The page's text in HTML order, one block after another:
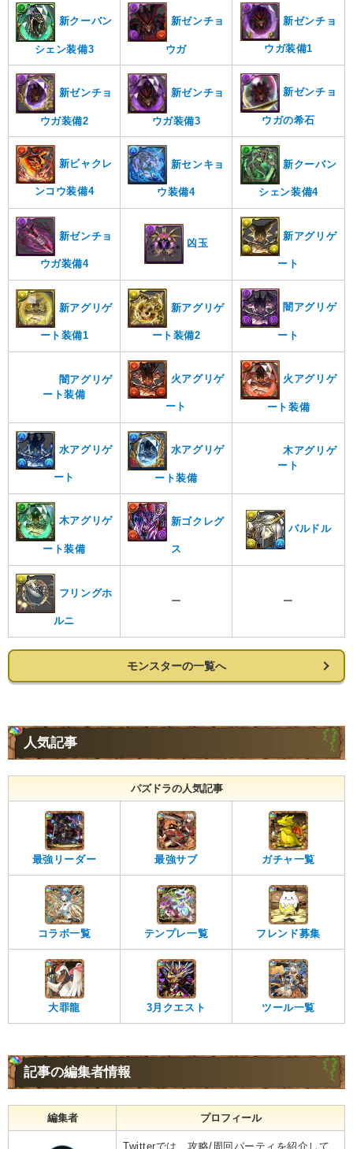
新クーバン
シェン装備3
新ゼンチョ
ウガ
新ゼンチョ
ウガ装備1
新ゼンチョ
ウガ装備2
新ゼンチョ
ウガ装備3
新ゼンチョ
ウガの希石
新ビャクレ
ンコウ装備4
新センキョ
ウ装備4
新クーバン
シェン装備4
新ゼンチョ
ウガ装備4
凶玉
新アグリゲ
ート
新アグリゲ
ート装備1
新アグリゲ
ート装備2
闇アグリゲ
ート
闇アグリゲ
ート装備
火アグリゲ
ート
火アグリゲ
ート装備
水アグリゲ
ート
水アグリゲ
ート装備
木アグリゲ
ート
木アグリゲ
ート装備
新ゴクレグ
ス
バルドル
フリングホ
ルニ
ー ー
モンスターの一覧へ
人気記事
パズドラの人気記事
最強リーダー 最強サブ ガチャ一覧
コラボ一覧 テンプレ一覧 フレンド募集
大罪龍 3月クエスト ツール一覧
記事の編集者情報
編集者 プロフィール
Twitterでは、攻略/周回パーティを紹介して